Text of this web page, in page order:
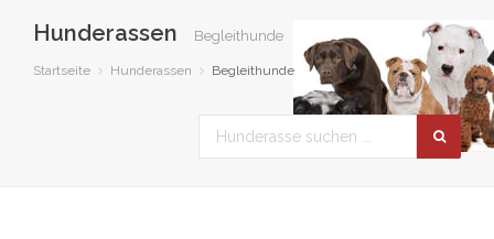
Hunderassen Begleithunde
Startseite Hunderassen Begleithunde